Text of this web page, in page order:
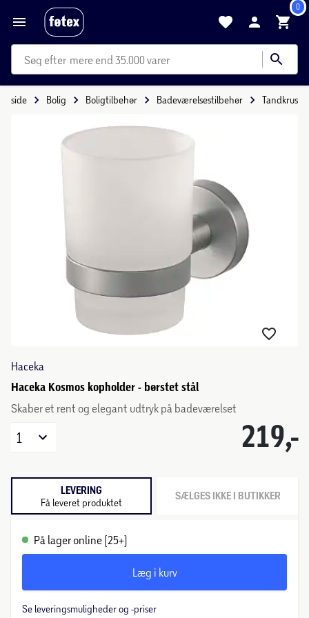
0
mere end 35.000 varer
Bolig Boligtilbehør Badeværelsestilbehør Tandkrus
Haceka
Haceka Kosmos kopholder - børstet stål
Skaber et rent og elegant udtryk på badeværelset
219,-
1
LEVERING
Få leveret produktet SÆLGES IKKE I BUTIKKER
På lager online (25+)
Læg i kurv
Se leveringsmuligheder og -priser